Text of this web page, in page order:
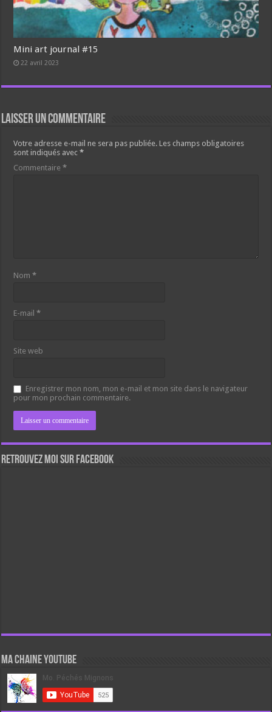
Mini art journal #15
22 avril 2023
Laisser un commentaire
Votre adresse e-mail ne sera pas publiée. Les champs obligatoires
sont indiqués avec*
Commentaire*
Nom*
E-mail*
Site web
Enregistrer mon nom, mon e-mail et mon site dans le navigateur
pour mon prochain commentaire.
Retrouvez moi sur Facebook
Ma chaine Youtube